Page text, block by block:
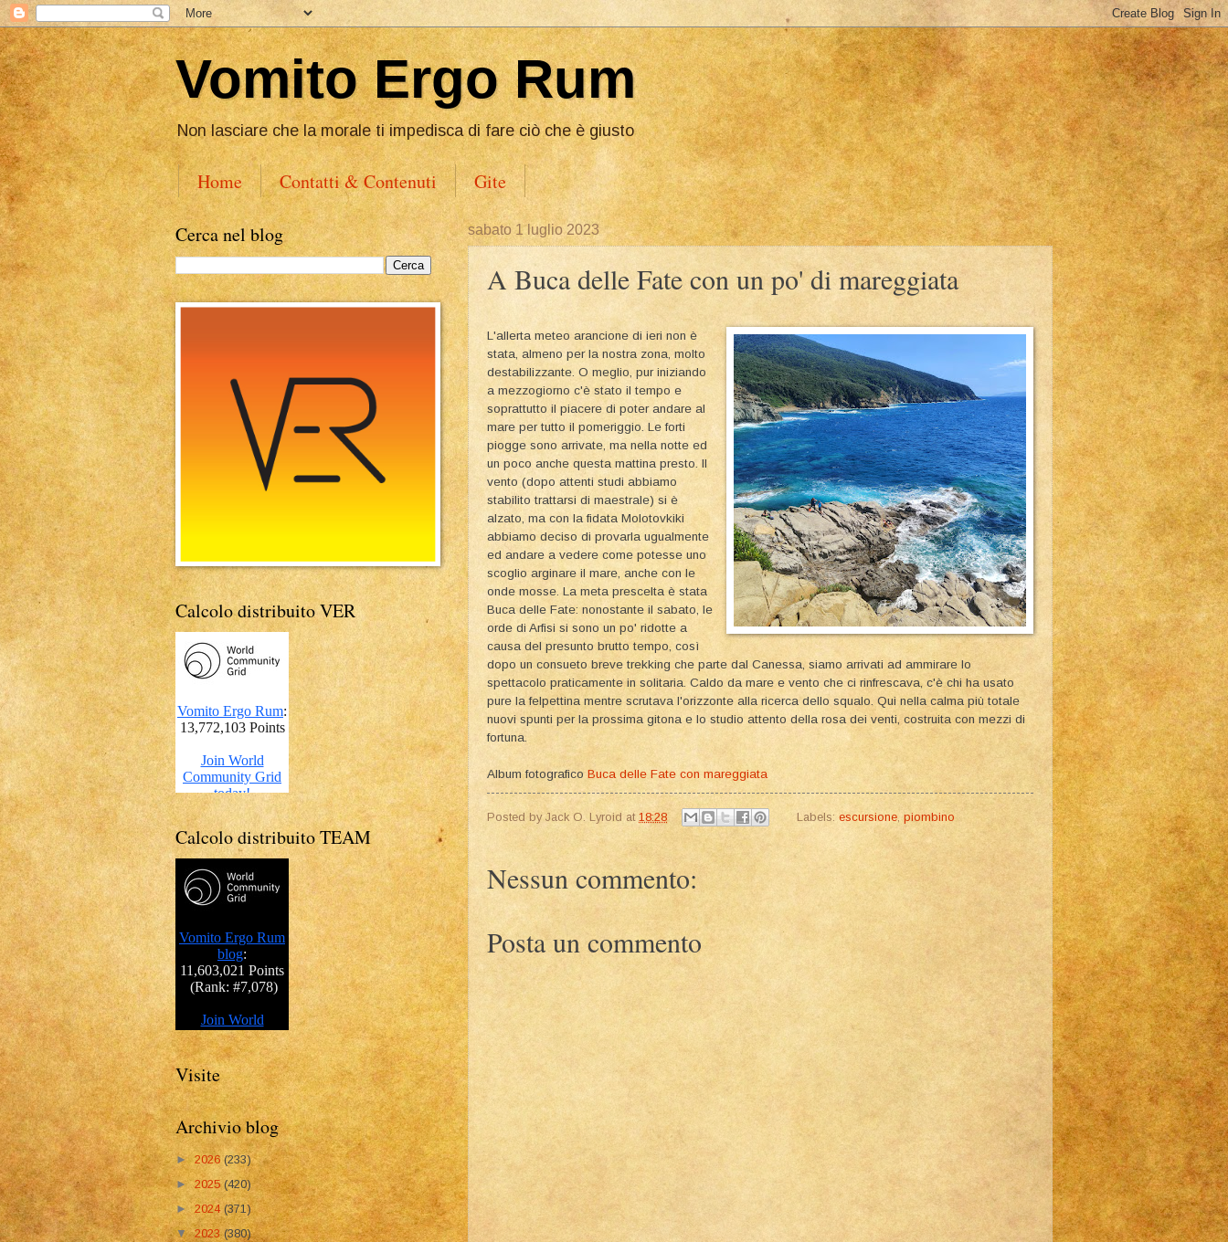
Vomito Ergo Rum
Non lasciare che la morale ti impedisca di fare ciò che è giusto
Home Contatti & Contenuti Gite
sabato 1 luglio 2023
A Buca delle Fate con un po' di mareggiata
L'allerta meteo arancione di ieri non è
stata, almeno per la nostra zona, molto
destabilizzante. O meglio, pur iniziando
a mezzogiorno c'è stato il tempo e
soprattutto il piacere di poter andare al
mare per tutto il pomeriggio. Le forti
piogge sono arrivate, ma nella notte ed
un poco anche questa mattina presto. Il
vento (dopo attenti studi abbiamo
stabilito trattarsi di maestrale) si è
alzato, ma con la fidata Molotovkiki
abbiamo deciso di provarla ugualmente
ed andare a vedere come potesse uno
scoglio arginare il mare, anche con le
onde mosse. La meta prescelta è stata
Buca delle Fate: nonostante il sabato, le
orde di Arfisi si sono un po' ridotte a
causa del presunto brutto tempo, così
dopo un consueto breve trekking che parte dal Canessa, siamo arrivati ad ammirare lo
spettacolo praticamente in solitaria. Caldo da mare e vento che ci rinfrescava, c'è chi ha usato
pure la felpettina mentre scrutava l'orizzonte alla ricerca dello squalo. Qui nella calma più totale
nuovi spunti per la prossima gitona e lo studio attento della rosa dei venti, costruita con mezzi di
fortuna.
Album fotografico Buca delle Fate con mareggiata
Posted byJack O. Lyroid at 18:28 Labels: escursione, piombino
Nessun commento:
Posta un commento
Cerca nel blog
Calcolo distribuito VER
Calcolo distribuito TEAM
Visite
Archivio blog
► 2026(233)
►2025(420)
►2024 (371)
▼2023(380)